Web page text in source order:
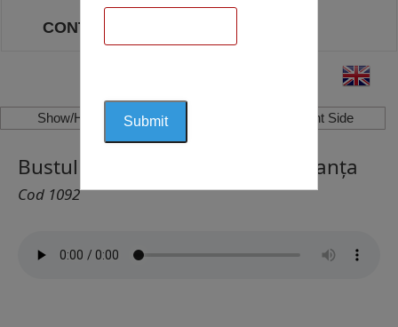
CONTACT
Show/Hide Left Side Show/Hide Right Side
Bustul lui Grigore Antipa, Constanța
Cod 1092